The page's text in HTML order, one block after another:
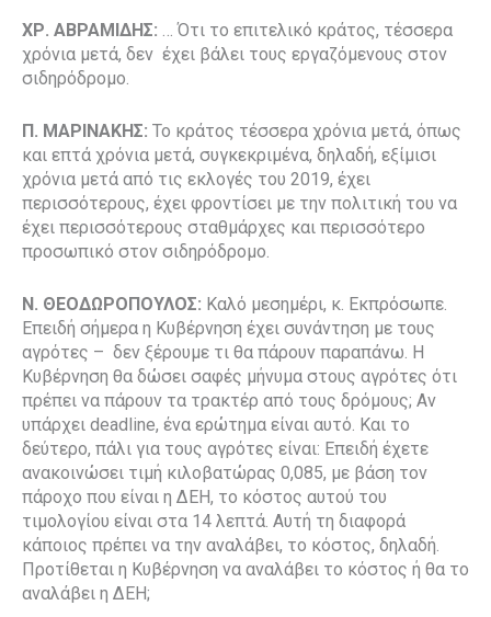
ΧΡ. ΑΒΡΑΜΙΔΗΣ:
… Ότι το επιτελικό κράτος, τέσσερα
χρόνια μετά, δεν έχει βάλει τους εργαζόμενους στον
σιδηρόδρομο.
Π. ΜΑΡΙΝΑΚΗΣ: Το κράτος τέσσερα χρόνια μετά, όπως
και επτά χρόνια μετά, συγκεκριμένα, δηλαδή, εξίμισι
χρόνια μετά από τις εκλογές του 2019, έχει
περισσότερους, έχει φροντίσει με την πολιτική του να
έχει περισσότερους σταθμάρχες και περισσότερο
προσωπικό στον σιδηρόδρομο.
Ν. ΘΕΟΔΩΡΟΠΟΥΛΟΣ: Καλό μεσημέρι, κ. Εκπρόσωπε.
Επειδή σήμερα η Κυβέρνηση έχει συνάντηση με τους
αγρότες – δεν ξέρουμε τι θα πάρουν παραπάνω. Η
Κυβέρνηση θα δώσει σαφές μήνυμα στους αγρότες ότι
πρέπει να πάρουν τα τρακτέρ από τους δρόμους; Αν
υπάρχει deadline, ένα ερώτημα είναι αυτό. Και το
δεύτερο, πάλι για τους αγρότες είναι: Επειδή έχετε
ανακοινώσει τιμή κιλοβατώρας 0,085, με βάση τον
πάροχο που είναι η ΔΕΗ, το κόστος αυτού του
τιμολογίου είναι στα 14 λεπτά. Αυτή τη διαφορά
κάποιος πρέπει να την αναλάβει, το κόστος, δηλαδή.
Προτίθεται η Κυβέρνηση να αναλάβει το κόστος ή θα το
αναλάβει η ΔΕΗ;